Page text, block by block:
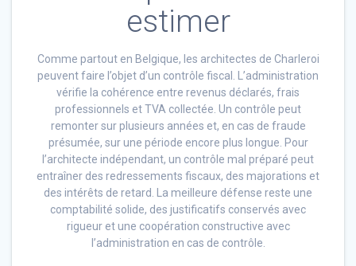
estimer
Comme partout en Belgique, les architectes de Charleroi
peuvent faire l’objet d’un contrôle fiscal. L’administration
vérifie la cohérence entre revenus déclarés, frais
professionnels et TVA collectée. Un contrôle peut
remonter sur plusieurs années et, en cas de fraude
présumée, sur une période encore plus longue. Pour
l’architecte indépendant, un contrôle mal préparé peut
entraîner des redressements fiscaux, des majorations et
des intérêts de retard. La meilleure défense reste une
comptabilité solide, des justificatifs conservés avec
rigueur et une coopération constructive avec
l’administration en cas de contrôle.